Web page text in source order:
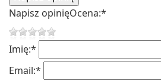
Napisz opinięOcena:*
Imię:*
Email:*